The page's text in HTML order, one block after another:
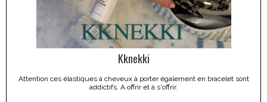
Kknekki
Attention ces élastiques à cheveux à porter également en bracelet sont
addictifs. A offrir et à s'offrir.